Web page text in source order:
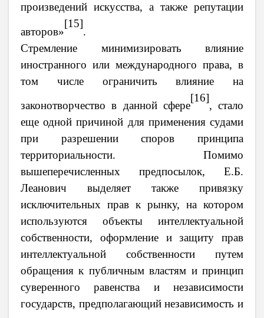
произведений искусства, а также репутации
авторов»
[15]
.
Стремление минимизировать влияние
иностранного или международного права, в
том числе ограничить влияние на
законотворчество в данной сфере
[16]
, стало
еще одной причиной для применения судами
при разрешении споров принципа
территориальности. Помимо
вышеперечисленных предпосылок, Е.Б.
Леанович выделяет также привязку
исключительных прав к рынку, на котором
используются объекты интеллектуальной
собственности, оформление и защиту прав
интеллектуальной собственности путем
обращения к публичным властям и принцип
суверенного равенства и независимости
государств, предполагающий независимость и